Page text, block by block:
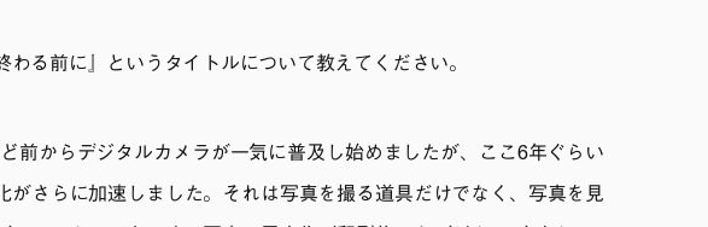
わる前に』というタイトルについて教えてください。
前からデジタルカメラが一気に普及し始めましたが、ここ6年ぐらい
がさらに加速しました。それは写真を撮る道具だけでなく、写真を見